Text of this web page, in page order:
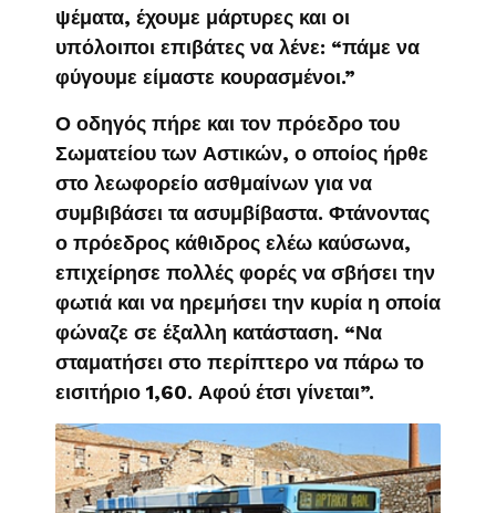
ψέματα, έχουμε μάρτυρες και οι
υπόλοιποι επιβάτες να λένε: “πάμε να
φύγουμε είμαστε κουρασμένοι.”
Ο οδηγός πήρε και τον πρόεδρο του
Σωματείου των Αστικών, ο οποίος ήρθε
στο λεωφορείο ασθμαίνων για να
συμβιβάσει τα ασυμβίβαστα. Φτάνοντας
ο πρόεδρος κάθιδρος ελέω καύσωνα,
επιχείρησε πολλές φορές να σβήσει την
φωτιά και να ηρεμήσει την κυρία η οποία
φώναζε σε έξαλλη κατάσταση. “Να
σταματήσει στο περίπτερο να πάρω το
εισιτήριο 1,60. Αφού έτσι γίνεται”.